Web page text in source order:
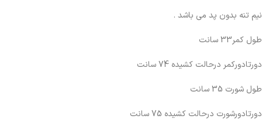
نیم تنه بدون پد می باشد .
طول کمر33 سانت
دورتادورکمر درحالت کشیده 74 سانت
طول شورت 35 سانت
دورتادورشورت درحالت کشیده 75 سانت